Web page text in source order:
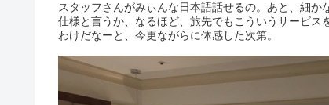
スタッフさんがみぃんな日本語話せるの。あと、細か
仕様と言うか、なるほど、旅先でもこういうサービス
わけだなーと、今更ながらに体感した次第。